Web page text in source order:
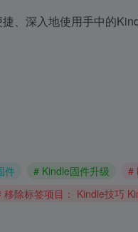
、深入地使用手中的
件 # Kindle固件升级 #
移除标签项目： Kindle技巧